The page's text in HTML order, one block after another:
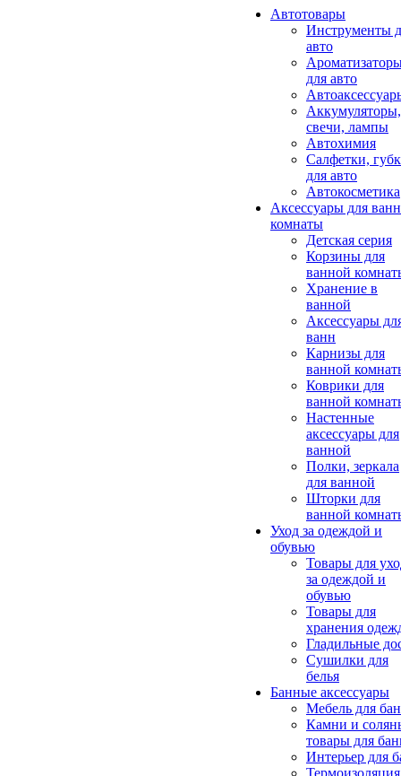
Автотовары
Инструменты
авто
для авто
Аккумуляторы,
свечи, лампы
Автохимия
Салфетки,
для авто
Автокосметика
Аксессуары для
комнаты
Детская серия
Корзины для
ванной
Хранение в
ванной
Аксессуары
ванн
Карнизы для
ванной
Коврики для
ванной
Настенные
аксессуары для
ванной
Полки, зеркала
для ванной
Шторки для
ванной
Уход за одеждой и
обувью
Товары для
за одеждой и
обувью
Товары для
хранения
Гладильные
Сушилки для
белья
Банные аксессуары
Мебель для
Камни и
товары для
Интерьер для